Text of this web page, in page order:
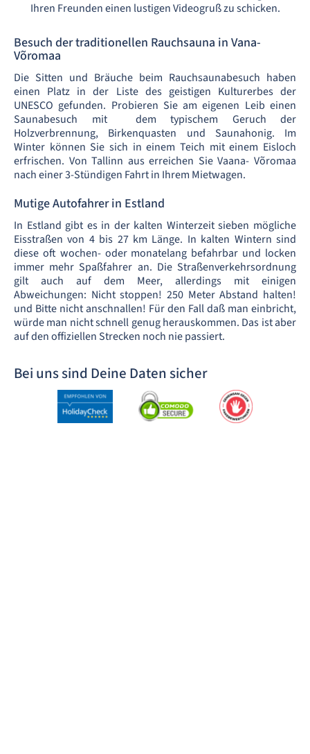
Ihren Freunden einen lustigen Videogruß zu schicken.
Besuch der traditionellen Rauchsauna in Vana-
Võromaa
Die Sitten und Bräuche beim Rauchsaunabesuch haben
einen Platz in der Liste des geistigen Kulturerbes der
UNESCO gefunden. Probieren Sie am eigenen Leib einen
Saunabesuch mit dem typischem Geruch der
Holzverbrennung, Birkenquasten und Saunahonig. Im
Winter können Sie sich in einem Teich mit einem Eisloch
erfrischen. Von Tallinn aus erreichen Sie Vaana- Võromaa
nach einer 3-Stündigen Fahrt in Ihrem Mietwagen.
Mutige Autofahrer in Estland
In Estland gibt es in der kalten Winterzeit sieben mögliche
Eisstraßen von 4 bis 27 km Länge. In kalten Wintern sind
diese oft wochen- oder monatelang befahrbar und locken
immer mehr Spaßfahrer an. Die Straßenverkehrsordnung
gilt auch auf dem Meer, allerdings mit einigen
Abweichungen: Nicht stoppen! 250 Meter Abstand halten!
und Bitte nicht anschnallen! Für den Fall daß man einbricht,
würde man nicht schnell genug herauskommen. Das ist aber
auf den offiziellen Strecken noch nie passiert.
Bei uns sind Deine Daten sicher